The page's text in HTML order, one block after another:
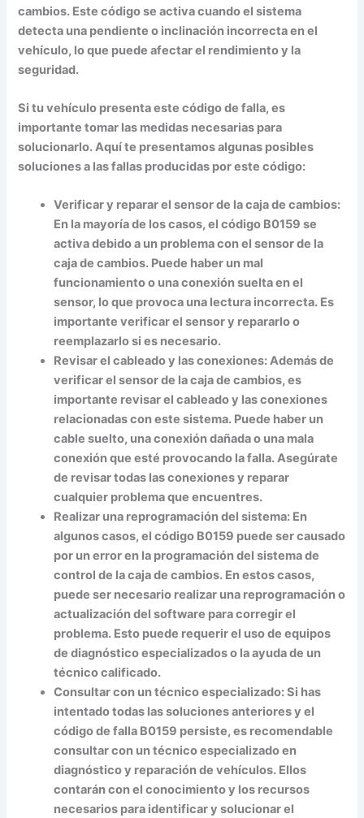
cambios. Este código se activa cuando el sistema
detecta una pendiente o inclinación incorrecta en el
vehículo, lo que puede afectar el rendimiento y la
seguridad.
Si tu vehículo presenta este código de falla, es
importante tomar las medidas necesarias para
solucionarlo. Aquí te presentamos algunas posibles
soluciones a las fallas producidas por este código:
Verificar y reparar el sensor de la caja de cambios:
En la mayoría de los casos, el código B0159 se
activa debido a un problema con el sensor de la
caja de cambios. Puede haber un mal
funcionamiento o una conexión suelta en el
sensor, lo que provoca una lectura incorrecta. Es
importante verificar el sensor y repararlo o
reemplazarlo si es necesario.
Revisar el cableado y las conexiones:Además de
verificar el sensor de la caja de cambios, es
importante revisar el cableado y las conexiones
relacionadas con este sistema. Puede haber un
cable suelto, una conexión dañada o una mala
conexión que esté provocando la falla. Asegúrate
de revisar todas las conexiones y reparar
cualquier problema que encuentres.
Realizar una reprogramación del sistema: En
algunos casos, el código B0159 puede ser causado
por un error en la programación del sistema de
control de la caja de cambios. En estos casos,
puede ser necesario realizar una reprogramación o
actualización del software para corregir el
problema. Esto puede requerir el uso de equipos
de diagnóstico especializados o la ayuda de un
técnico calificado.
Consultar con un técnico especializado:Si has
intentado todas las soluciones anteriores y el
código de falla B0159 persiste, es recomendable
consultar con un técnico especializado en
diagnóstico y reparación de vehículos. Ellos
contarán con el conocimiento y los recursos
necesarios para identificar y solucionar el